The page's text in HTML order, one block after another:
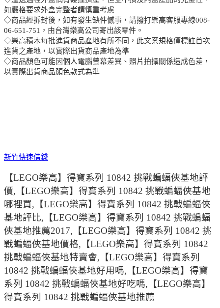
如嚴格要求外盒完整者請慎重考慮
◇商品經拆封後，如有發生缺件憾事，請撥打樂高客服專線008-
06-651-751，由台灣樂高公司寄出該零件。
◇樂高積木每批進貨商品產地有所不同，此文案規格僅標註首次
進貨之產地，以實際出貨商品產地為準
◇商品顏色可能因個人電腦螢幕差異、照片拍攝關係造成色差，
以實際出貨商品顏色款式為準
新竹快速借錢
【LEGO樂高】得寶系列 10842 挑戰蝙蝠俠基地評
價,【LEGO樂高】得寶系列 10842 挑戰蝙蝠俠基地
哪裡買,【LEGO樂高】得寶系列 10842 挑戰蝙蝠俠
基地評比,【LEGO樂高】得寶系列 10842 挑戰蝙蝠
俠基地推薦2017,【LEGO樂高】得寶系列 10842 挑
戰蝙蝠俠基地價格,【LEGO樂高】得寶系列 10842
挑戰蝙蝠俠基地特賣會,【LEGO樂高】得寶系列
10842 挑戰蝙蝠俠基地好用嗎,【LEGO樂高】得寶
系列 10842 挑戰蝙蝠俠基地好吃嗎,【LEGO樂高】
得寶系列 10842 挑戰蝙蝠俠基地推薦